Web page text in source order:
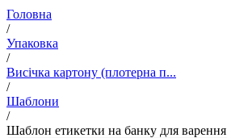
Головна
/
Упаковка
/
Висічка картону (плотерна п...
/
Шаблони
/
Шаблон етикетки на банку для варення